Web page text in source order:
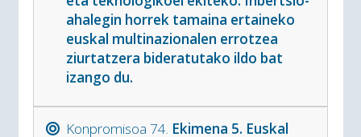
ahalegin horrek tamaina ertaineko
euskal multinazionalen errotzea
ziurtatzera bideratutako ildo bat
izango du.
Konpromisoa 74. Ekimena 5. Euskal